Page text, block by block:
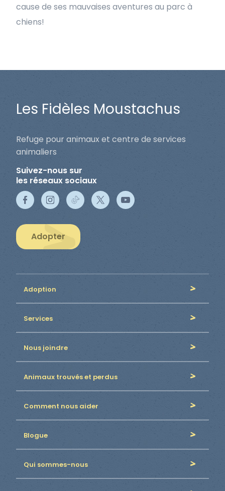
cause de ses mauvaises aventures au parc à
chiens!
Les Fidèles Moustachus
Refuge pour animaux et centre de services
animaliers
Suivez-nous sur
les réseaux sociaux
Adopter
Adoption
Services
Nous joindre
Animaux trouvés et perdus
Comment nous aider
Blogue
Qui sommes-nous